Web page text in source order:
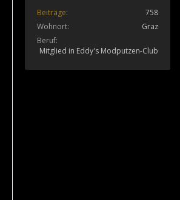
Beiträge
758
Wohnort
Graz
Beruf
Mitglied in Eddy's Modputzen-Club